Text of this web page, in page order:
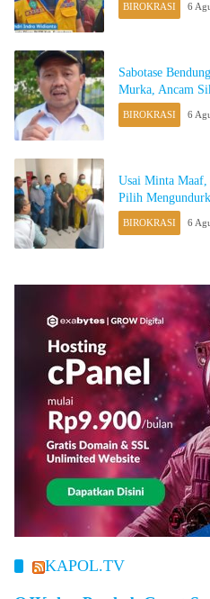
BIROKRASI 6
Sabotase
Murka, Ancam
BIROKRASI 6
Usai Minta
Pilih
BIROKRASI 6
KAPOL.TV